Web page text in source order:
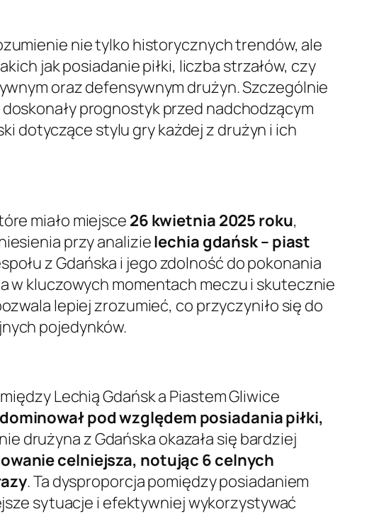
nie tylko historycznych trendów, ale
jak posiadanie piłki, liczba strzałów, czy
oraz defensywnym drużyn. Szczególnie
prognostyk przed nadchodzącym
dotyczące stylu gry każdej z drużyn i ich
miało miejsce 26 kwietnia 2025 roku,
przy analizielechia gdańsk – piast
z Gdańska i jego zdolność do pokonania
w kluczowych momentach meczu i skutecznie
lepiej zrozumieć, co przyczyniło się do
pojedynków.
Lechią Gdańsk a Piastem Gliwice
pod względem posiadania piłki,
drużyna z Gdańska okazała się bardziej
celniejsza, notując 6 celnych
. Ta dysproporcja pomiędzy posiadaniem
sytuacje i efektywniej wykorzystywać